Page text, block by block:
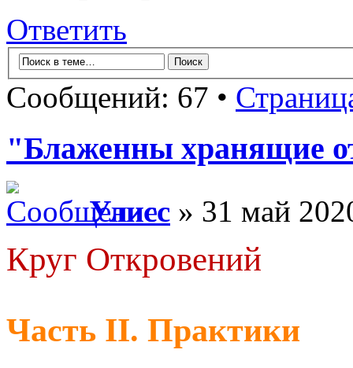
Ответить
Сообщений: 67 •
"Блаженны хранящие
Улисс » 31 май
Круг Откровений
Часть II. Практики